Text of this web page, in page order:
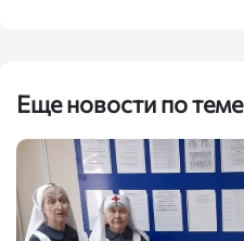
Еще новости по теме